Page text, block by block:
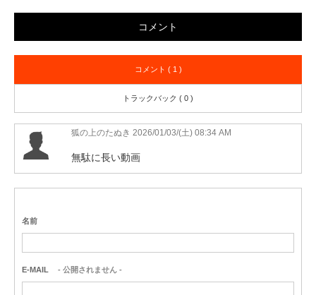
コメント
コメント ( 1 )
トラックバック ( 0 )
狐の上のたぬき 2026/01/03/(土) 08:34 AM
無駄に長い動画
名前
E-MAIL - 公開されません -